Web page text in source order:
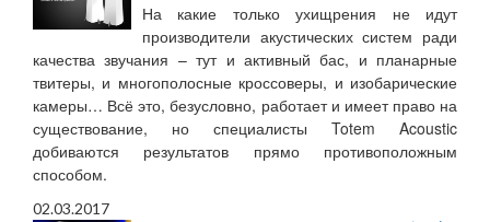
На какие только ухищрения не идут
производители акустических систем ради
качества звучания – тут и активный бас, и планарные
твитеры, и многополосные кроссоверы, и изобарические
камеры… Всё это, безусловно, работает и имеет право на
существование, но специалисты Totem Acoustic
добиваются результатов прямо противоположным
способом.
02.03.2017